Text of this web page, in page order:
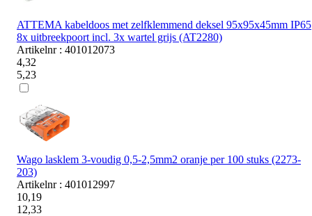
ATTEMA kabeldoos met zelfklemmend deksel 95x95x45mm IP65
8x uitbreekpoort incl. 3x wartel grijs (AT2280)
Artikelnr : 401012073
4,32
5,23
Wago lasklem 3-voudig 0,5-2,5mm2 oranje per 100 stuks (2273-
203)
Artikelnr : 401012997
10,19
12,33